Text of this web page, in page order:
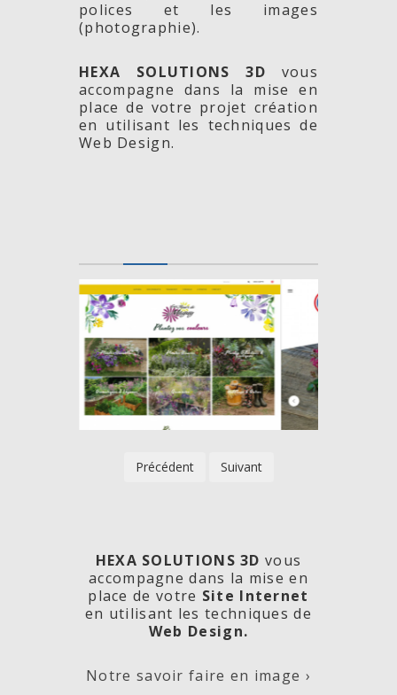
polices et les images
(photographie).
HEXA SOLUTIONS 3D vous
accompagne dans la mise en
place de votre projet création
en utilisant les techniques de
Web Design.
Les
Précédent Suivant
HEXA SOLUTIONS 3D vous
accompagne dans la mise en
place de votre Site Internet
en utilisant les techniques de
Web Design.
Notre savoir faire en image ›